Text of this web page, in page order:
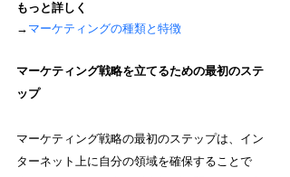
もっと詳しく
→ マーケティングの種類と特徴
マーケティング戦略を立てるための最初のステ
ップ
マーケティング戦略の最初のステップは、イン
ターネット上に自分の領域を確保することで